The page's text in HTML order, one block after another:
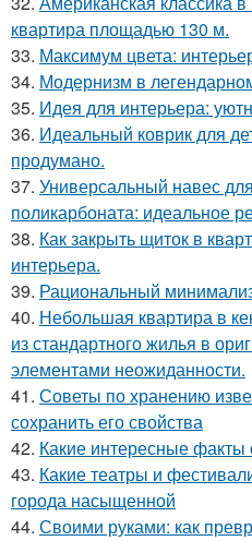
квартира площадью 130 м.
33. Максимум цвета:
34. Модернизм в
35. Идея для интерьера:
36. Идеальный коврик для
продумано.
37. Универсальный навес
поликарбоната: идеальное
38. Как закрыть щиток в
интерьера.
39. Рациональный
40. Небольшая квартира в
из стандартного жилья в
элементами неожиданности.
41. Советы по хранению
сохранить его свойства
42. Какие интересные
43. Какие театры и
города насыщенной
44. Своими руками: как